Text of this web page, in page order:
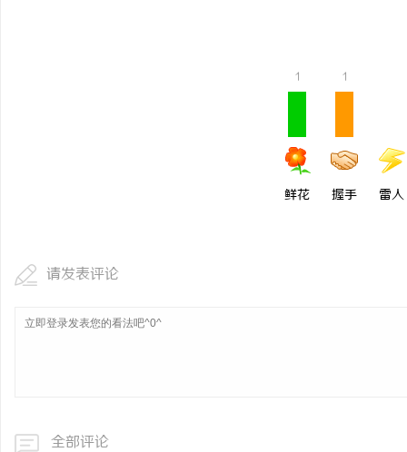
1
鲜花
1
握手 雷人
请发表评论
全部评论